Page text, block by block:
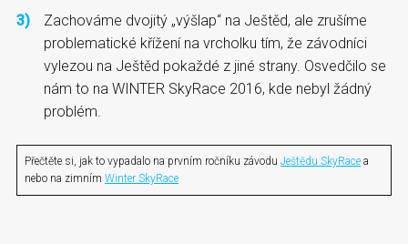
Zachováme dvojitý „výšlap“ na Ještěd, ale zrušíme
problematické křížení na vrcholku tím, že závodníci
vylezou na Ještěd pokaždé z jiné strany. Osvedčilo se
nám to na WINTER SkyRace 2016, kde nebyl žádný
problém.
Přečtěte si, jak to vypadalo na prvním ročníku závodu Ještědu SkyRace a
nebo na zimním Winter SkyRace